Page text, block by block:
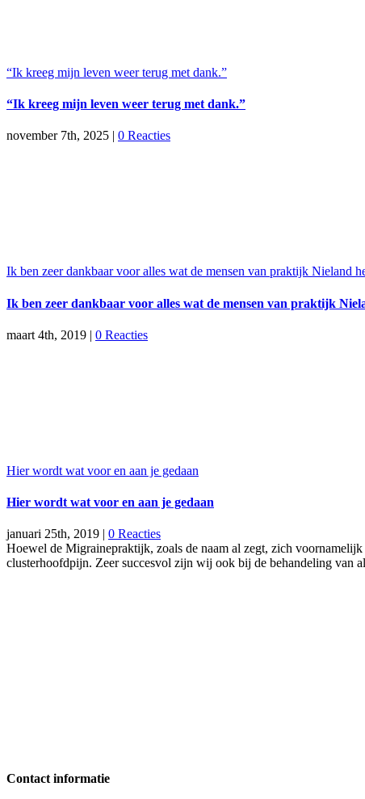
“Ik kreeg mijn leven weer terug met dank.”
“Ik kreeg mijn leven weer terug met dank.”
november 7th, 2025 | 0 Reacties
Ik ben zeer dankbaar voor alles wat de mensen van praktijk Nieland
Ik ben zeer dankbaar voor alles wat de mensen van praktijk
maart 4th, 2019 | 0 Reacties
Hier wordt wat voor en aan je gedaan
Hier wordt wat voor en aan je gedaan
januari 25th, 2019 | 0 Reacties
Hoewel de Migrainepraktijk, zoals de naam al zegt, zich
clusterhoofdpijn. Zeer succesvol zijn wij ook bij de behandeling van
Contact informatie